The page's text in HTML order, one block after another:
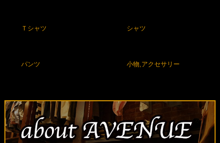
Ｔシャツ シャツ
パンツ 小物,アクセサリー